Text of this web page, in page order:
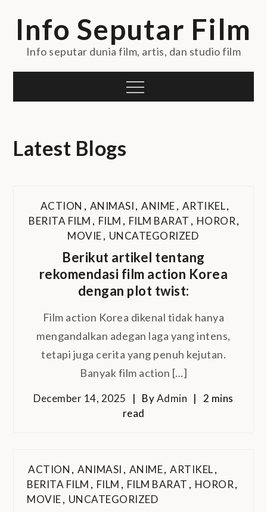
Info Seputar Film
Info seputar dunia film, artis, dan studio film
Menu
Latest Blogs
ACTION , ANIMASI, ANIME, ARTIKEL,
BERITA FILM , FILM , FILM BARAT , HOROR,
MOVIE, UNCATEGORIZED
Berikut artikel tentang
rekomendasi film action Korea
dengan plot twist:
Film action Korea dikenal tidak hanya
mengandalkan adegan laga yang intens,
tetapi juga cerita yang penuh kejutan.
Banyak film action […]
December 14, 2025 ByAdmin
2 mins
read
ACTION , ANIMASI , ANIME, ARTIKEL,
BERITA FILM , FILM , FILM BARAT , HOROR,
MOVIE, UNCATEGORIZED